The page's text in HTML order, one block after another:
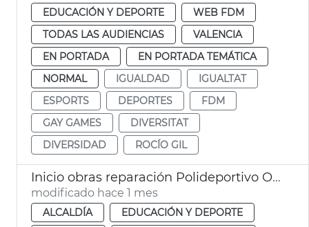
EDUCACIÓN Y DEPORTE
WEB FDM
TODAS LAS AUDIENCIAS
VALENCIA
EN PORTADA
EN PORTADA TEMÁTICA
NORMAL
IGUALDAD
IGUALTAT
ESPORTS
DEPORTES
FDM
GAY GAMES
DIVERSITAT
DIVERSIDAD
ROCÍO GIL
Inicio obras reparación Polideportivo Orriols València
modificado hace 1 mes
ALCALDÍA
EDUCACIÓN Y DEPORTE